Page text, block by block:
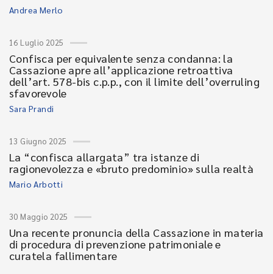
Andrea Merlo
16 Luglio 2025
Confisca per equivalente senza condanna: la
Cassazione apre all’applicazione retroattiva
dell’art. 578-bis c.p.p., con il limite dell’overruling
sfavorevole
Sara Prandi
13 Giugno 2025
La “confisca allargata” tra istanze di
ragionevolezza e «bruto predominio» sulla realtà
Mario Arbotti
30 Maggio 2025
Una recente pronuncia della Cassazione in materia
di procedura di prevenzione patrimoniale e
curatela fallimentare